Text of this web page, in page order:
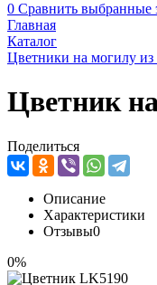
0 Сравнить выбранные
Главная
Каталог
Цветники на могилу
Цветник
Поделиться
Описание
Характеристики
Отзывы0
0%